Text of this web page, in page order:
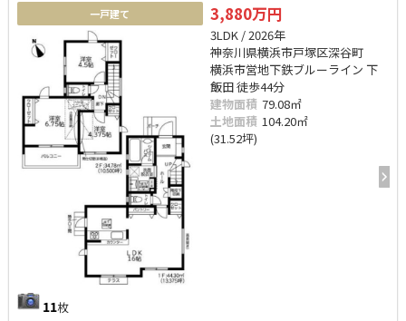
一戸建て
11枚
3,880万円
3LDK / 2026年
神奈川県横浜市戸塚区深谷町
横浜市営地下鉄ブルーライン 下
飯田 徒歩44分
建物面積 79.08㎡
土地面積 104.20㎡
(31.52坪)